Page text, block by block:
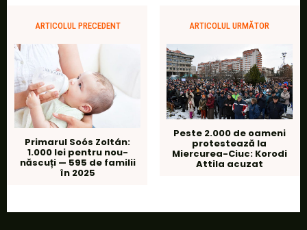
ARTICOLUL PRECEDENT
Primarul Soós Zoltán:
1.000 lei pentru nou-
născuți — 595 de familii
în 2025
ARTICOLUL URMĂTOR
Peste 2.000 de oameni
protestează la
Miercurea-Ciuc: Korodi
Attila acuzat